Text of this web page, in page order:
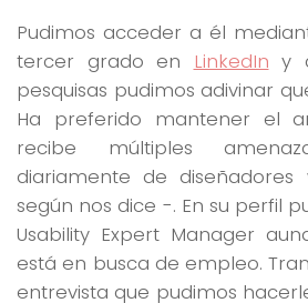
Pudimos acceder a él
tercer grado en LinkedIn y
pesquisas pudimos adivinar
Ha preferido mantener el
recibe múltiples
diariamente de diseñadores
según nos dice -. En su perfil
Usability Expert Manager
está en busca de empleo.
entrevista que pudimos